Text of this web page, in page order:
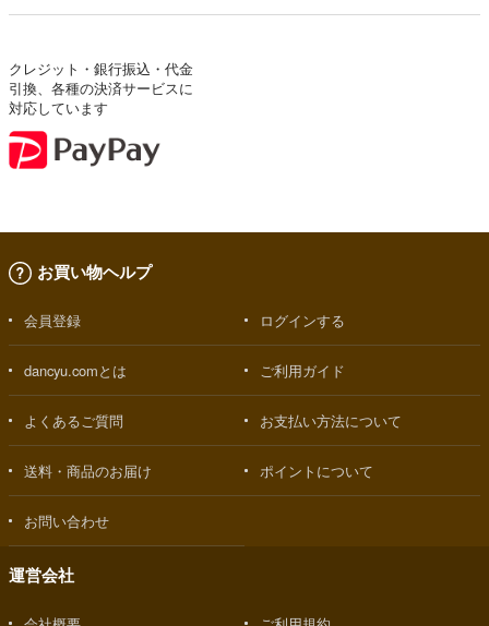
クレジット・銀行振込・代金
引換、各種の決済サービスに
対応しています
お買い物ヘルプ
会員登録 ログインする
dancyu.comとは ご利用ガイド
よくあるご質問 お支払い方法について
送料・商品のお届け ポイントについて
お問い合わせ
運営会社